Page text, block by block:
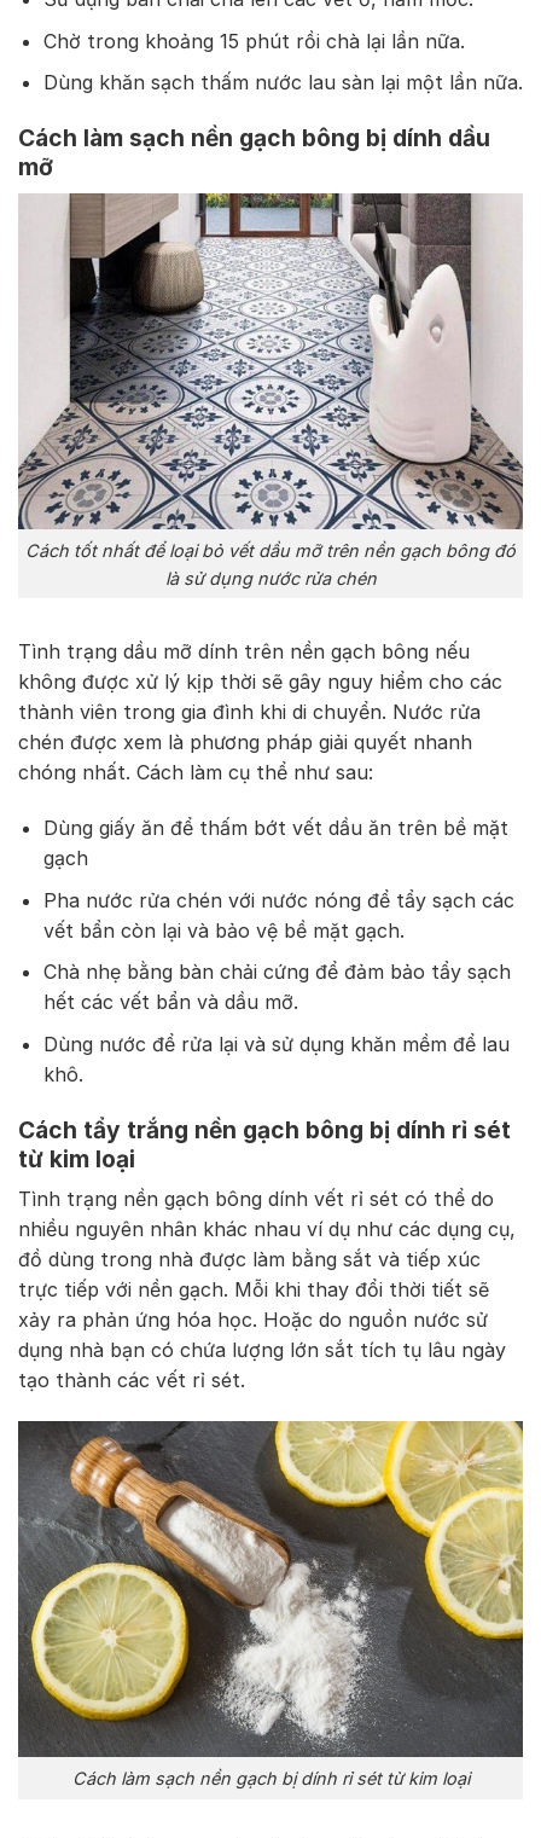
Chờ trong khoảng 15 phút rồi chà lại lần nữa.
Dùng khăn sạch thấm nước lau sàn lại một lần nữa.
Cách làm sạch nền gạch bông bị dính dầu
mỡ
Cách tốt nhất để loại bỏ vết dầu mỡ trên nền gạch bông đó
là sử dụng nước rửa chén
Tình trạng dầu mỡ dính trên nền gạch bông nếu
không được xử lý kịp thời sẽ gây nguy hiểm cho các
thành viên trong gia đình khi di chuyển. Nước rửa
chén được xem là phương pháp giải quyết nhanh
chóng nhất. Cách làm cụ thể như sau:
Dùng giấy ăn để thấm bớt vết dầu ăn trên bề mặt
gạch
Pha nước rửa chén với nước nóng để tẩy sạch các
vết bẩn còn lại và bảo vệ bề mặt gạch.
Chà nhẹ bằng bàn chải cứng để đảm bảo tẩy sạch
hết các vết bẩn và dầu mỡ.
Dùng nước để rửa lại và sử dụng khăn mềm để lau
khô.
Cách tẩy trắng nền gạch bông bị dính rỉ sét
từ kim loại
Tình trạng nền gạch bông dính vết rỉ sét có thể do
nhiều nguyên nhân khác nhau ví dụ như các dụng cụ,
đồ dùng trong nhà được làm bằng sắt và tiếp xúc
trực tiếp với nền gạch. Mỗi khi thay đổi thời tiết sẽ
xảy ra phản ứng hóa học. Hoặc do nguồn nước sử
dụng nhà bạn có chứa lượng lớn sắt tích tụ lâu ngày
tạo thành các vết rỉ sét.
Cách làm sạch nền gạch bị dính rỉ sét từ kim loại